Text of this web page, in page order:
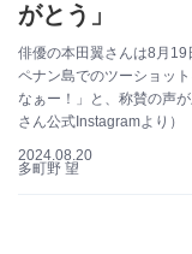
がとう」
俳優の本田翼さんは8月
ペナン島でのツーショッ
なぁー！」と、称賛の声
さん公式Instagramより）
2024.08.20
多町野 望